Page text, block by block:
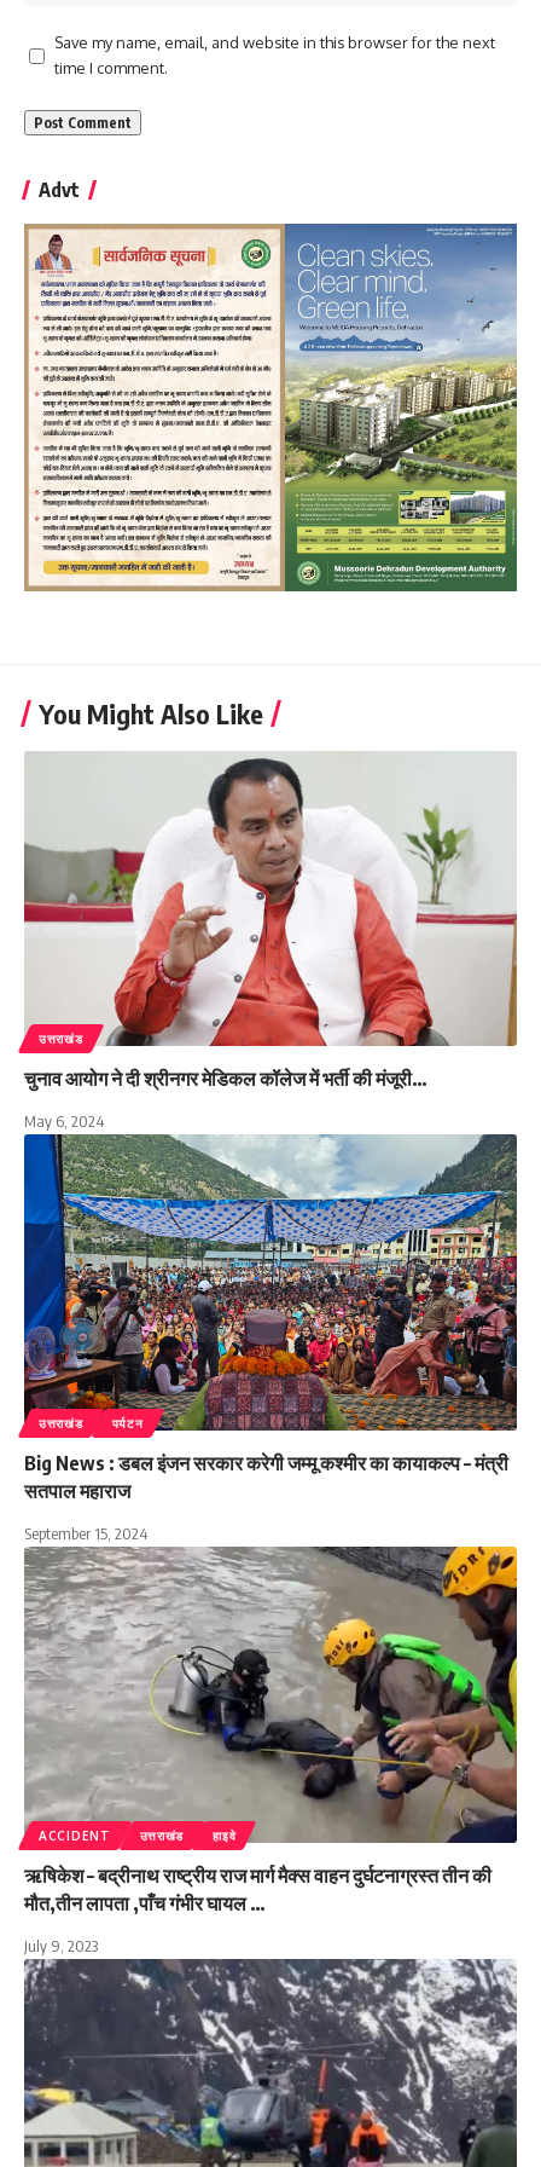
Save my name, email, and website in this browser for the next
time I comment.
Advt
You Might Also Like
उत्तराखंड
चुनाव आयोग ने दी श्रीनगर मेडिकल कॉलेज में भर्ती की मंजूरी…
May 6, 2024
उत्तराखंड पर्यटन
Big News : डबल इंजन सरकार करेगी जम्मू कश्मीर का कायाकल्प – मंत्री
सतपाल महाराज
September 15, 2024
ACCIDENT उत्तराखंड हाइवे
ऋषिकेश – बद्रीनाथ राष्ट्रीय राज मार्ग मैक्स वाहन दुर्घटनाग्रस्त तीन की
मौत,तीन लापता ,पाँच गंभीर घायल …
July 9, 2023